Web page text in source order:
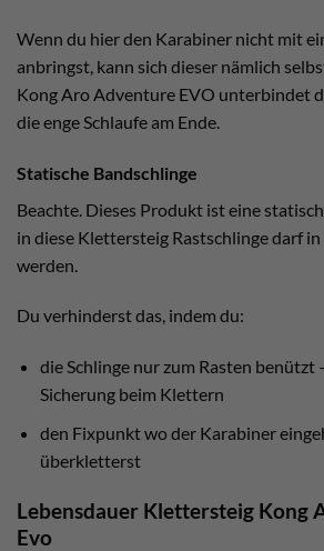
Wenn du hier den Karabiner nicht mit
anbringst, kann sich dieser nämlich
Kong Aro Adventure EVO unterbindet
die enge Schlaufe am Ende.
Statische Bandschlinge
Beachte. Dieses Produkt ist eine
in diese Klettersteig Rastschlinge darf
werden.
Du verhinderst das, indem du:
die Schlinge nur zum Rasten benützt
Sicherung beim Klettern
den Fixpunkt wo der Karabiner
überkletterst
Lebensdauer Klettersteig Kong
Evo